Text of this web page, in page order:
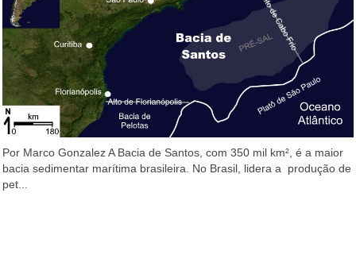
Por Marco Gonzalez A Bacia de Santos, com 350 mil km², é a maior
bacia sedimentar marítima brasileira. No Brasil, lidera a produção de
pet...